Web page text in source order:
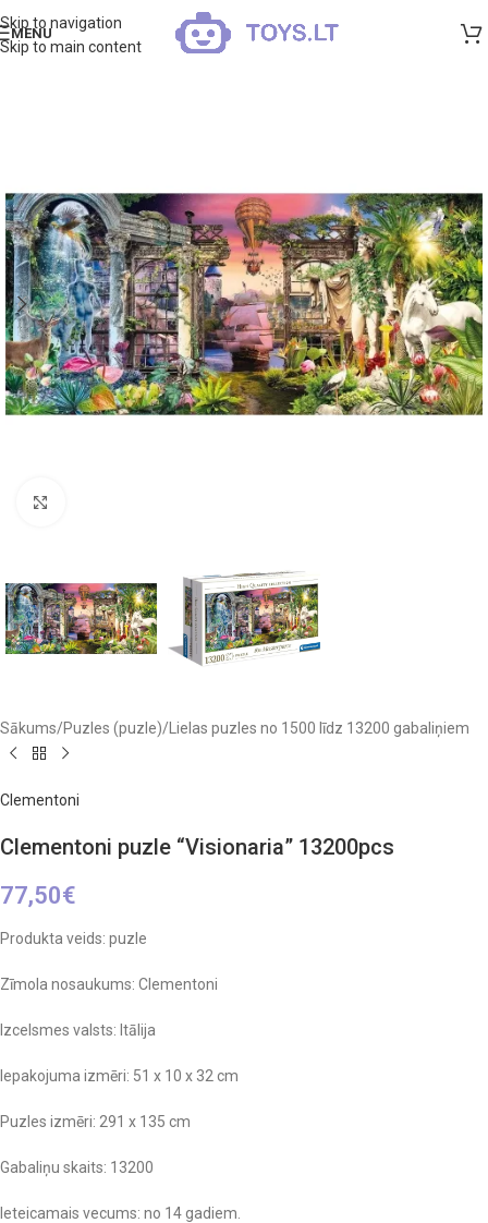
Skip to navigation
Skip to main content
MENU
Sākums/Puzles (puzle)/ Lielas puzles no 1500 līdz 13200 gabaliņiem
Clementoni
Clementoni puzle “Visionaria” 13200pcs
77,50€
Produkta veids: puzle
Zīmola nosaukums: Clementoni
Izcelsmes valsts: Itālija
Iepakojuma izmēri: 51 x 10 x 32 cm
Puzles izmēri: 291 x 135 cm
Gabaliņu skaits: 13200
Ieteicamais vecums: no 14 gadiem.